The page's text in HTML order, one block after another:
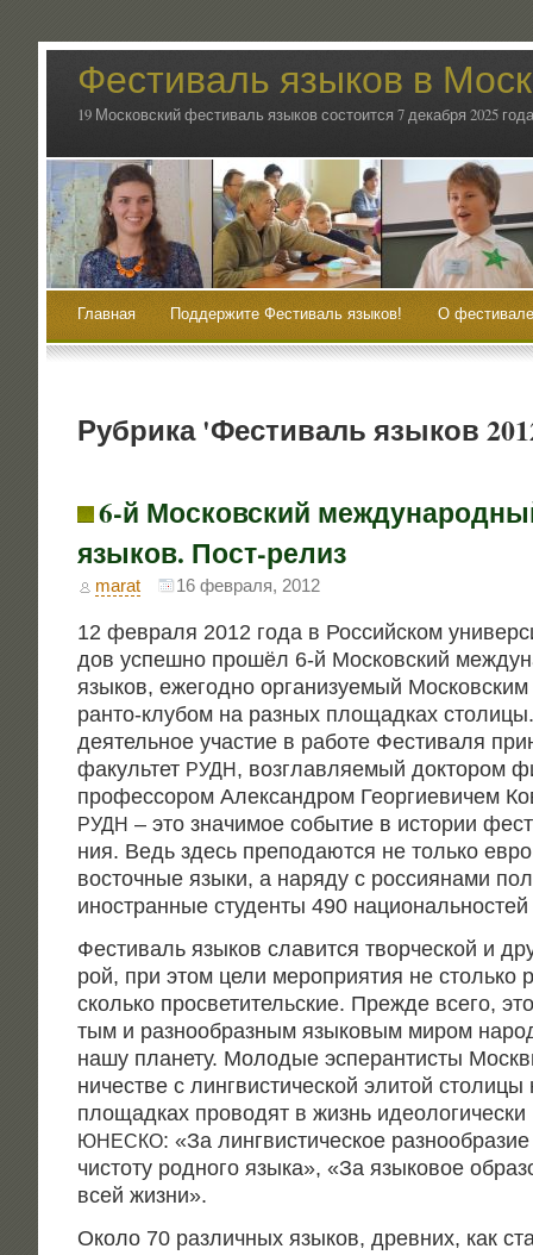
Фестиваль языков в
19 Московский фестиваль языков состоится 7 декабря 2025
Главная Поддержите Фестиваль языков! О
Рубрика 'Фестиваль языков
6‑й Московский
языков. Пост-релиз
marat 16 февраля, 2012
12 фев­ра­ля 2012 года в Рос­сий­ском
дов успеш­но про­шёл 6‑й Мос­ков­ский
язы­ков, еже­год­но орга­ни­зу­е­мый
ран­то-клу­бом на раз­ных пло­щад­ках
дея­тель­ное уча­стие в рабо­те Фести­ва­ля
факуль­тет РУДН , воз­глав­ля­е­мый док­то­ром
про­фес­со­ром Алек­сан­дром Геор­ги­е­ви­чем
РУДН – это зна­чи­мое собы­тие в исто­рии
ния. Ведь здесь пре­по­да­ют­ся не толь­ко
восточ­ные язы­ки, а наря­ду с рос­си­я­на­ми
ино­стран­ные сту­ден­ты 490
Фести­валь язы­ков сла­вит­ся твор­че­ской и
рой, при этом цели меро­при­я­тия не столь­ко
сколь­ко про­све­ти­тель­ские. Преж­де все­го,
тым и раз­но­об­раз­ным язы­ко­вым миром
нашу пла­не­ту. Моло­дые эспе­ран­ти­сты
ни­че­стве с линг­ви­сти­че­ской эли­той
пло­щад­ках про­во­дят в жизнь идео­ло­ги­че­ски
ЮНЕСКО: «За линг­ви­сти­че­ское
чисто­ту род­но­го язы­ка», «За язы­ко­вое
всей жизни».
Око­ло 70 раз­лич­ных язы­ков, древ­них, как